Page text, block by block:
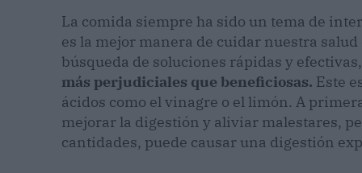
La comida siempre ha sido un tema de
es la mejor manera de cuidar nuestra
búsqueda de soluciones rápidas y efectivas,
más perjudiciales que beneficiosas. Este
ácidos como el vinagre o el limón. A
mejorar la digestión y aliviar malestares,
cantidades, puede causar una digestión